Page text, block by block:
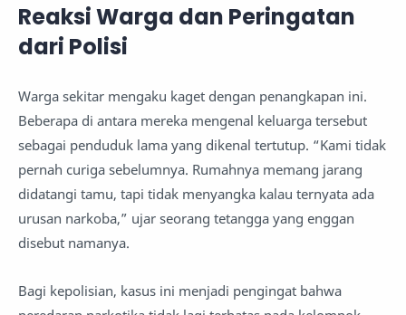
Reaksi Warga dan Peringatan
dari Polisi
Warga sekitar mengaku kaget dengan penangkapan ini.
Beberapa di antara mereka mengenal keluarga tersebut
sebagai penduduk lama yang dikenal tertutup. “Kami tidak
pernah curiga sebelumnya. Rumahnya memang jarang
didatangi tamu, tapi tidak menyangka kalau ternyata ada
urusan narkoba,” ujar seorang tetangga yang enggan
disebut namanya.
Bagi kepolisian, kasus ini menjadi pengingat bahwa